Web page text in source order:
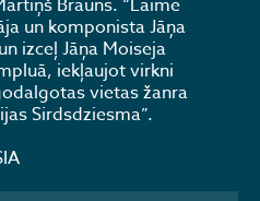
Brauns. “Laime
un komponista Jāņa
izceļ Jāņa Moiseja
iekļaujot virkni
vietas žanra
Sirdsdziesma”.